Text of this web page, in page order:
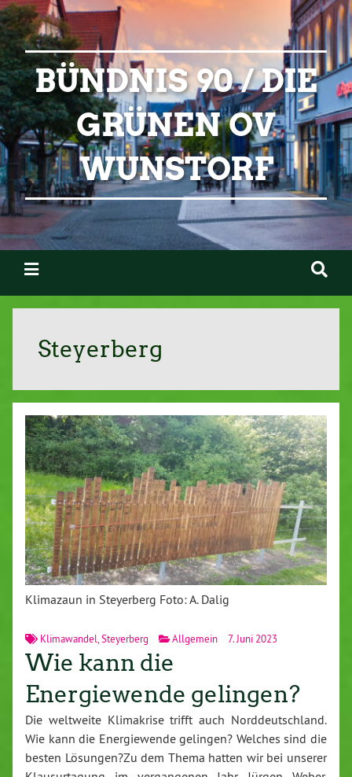
BÜNDNIS 90 / DIE
GRÜNEN OV
WUNSTORF
Steyerberg
Klimazaun in Steyerberg Foto: A. Dalig
Klimawandel Steyerberg Allgemein 7. Juni 2023
Wie kann die
Energiewende gelingen?
Die weltweite Klimakrise trifft auch Norddeutschland.
Wie kann die Energiewende gelingen? Welches sind die
besten Lösungen?Zu dem Thema hatten wir bei unserer